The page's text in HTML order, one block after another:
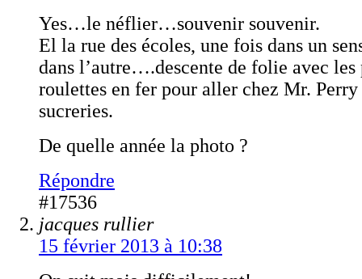
Yes…le néflier…souvenir souvenir.
El la rue des écoles, une fois dans un
dans l’autre….descente de folie avec les
roulettes en fer pour aller chez Mr. Perry
sucreries.
De quelle année la photo ?
Répondre
#17536
jacques rullier
15 février 2013 à 10:38